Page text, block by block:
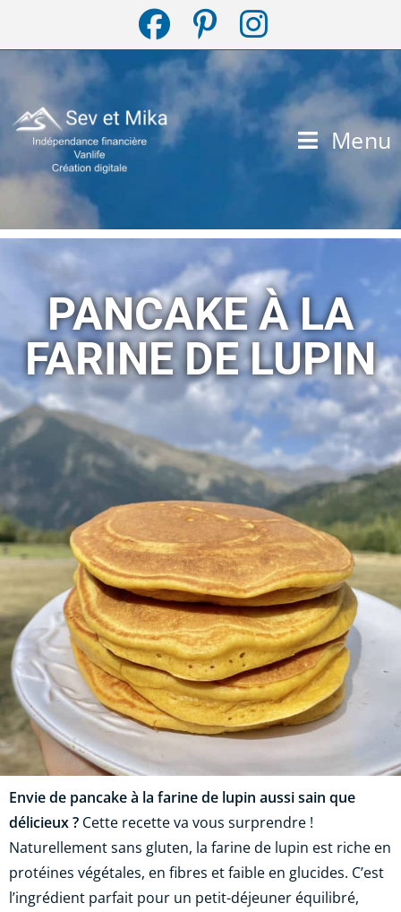
Menu
PANCAKE À LA
FARINE DE LUPIN
Envie de pancake à la farine de lupin aussi sain que
délicieux ? Cette recette va vous surprendre !
Naturellement sans gluten, la farine de lupin est riche en
protéines végétales, en fibres et faible en glucides. C’est
l’ingrédient parfait pour un petit-déjeuner équilibré,